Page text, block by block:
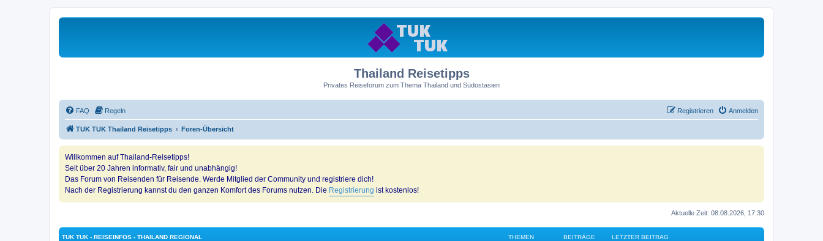
Thailand Reisetipps
Privates Reiseforum zum Thema Thailand und Südostasien
FAQ Regeln Anmelden
Registrieren
TUK TUK Thailand Reisetipps Foren-Übersicht
Willkommen auf Thailand-Reisetipps!
Seit über 20 Jahren informativ, fair und unabhängig!
Das Forum von Reisenden für Reisende. Werde Mitglied der Community und registriere dich!
Nach der Registrierung kannst du den ganzen Komfort des Forums nutzen. Die Registrierung ist kostenlos!
Aktuelle Zeit: 08.08.2026, 17:30
TUK TUK - REISEINFOS - THAILAND REGIONAL THEMEN BEITRÄGE LETZTER BEITRAG